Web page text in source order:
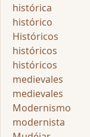
histórica
histórico
Históricos
históricos
históricos
medievales
medievales
Modernismo
modernista